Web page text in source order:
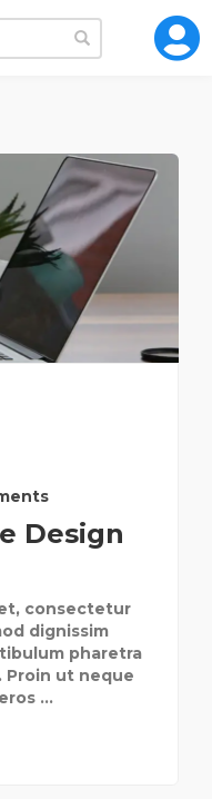
Design
consectetur
dignissim
pharetra
ut neque
...